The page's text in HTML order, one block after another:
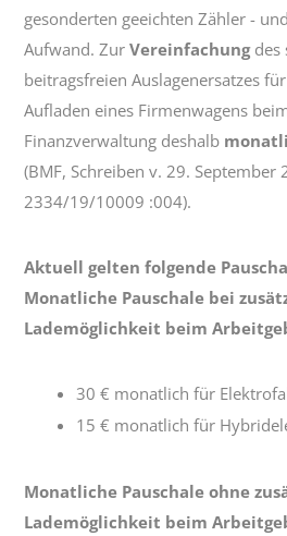
gesonderten geeichten Zähler -
Aufwand. ZurVereinfachungdes
beitragsfreien Auslagenersatzes
Aufladen eines Firmenwagens
Finanzverwaltung deshalb
(BMF, Schreiben v. 29. September
2334/19/10009 :004).
Aktuell gelten folgende
Monatliche Pauschale bei
Lademöglichkeit beim
30 € monatlich für
15 € monatlich für
Monatliche Pauschale ohne
Lademöglichkeit beim